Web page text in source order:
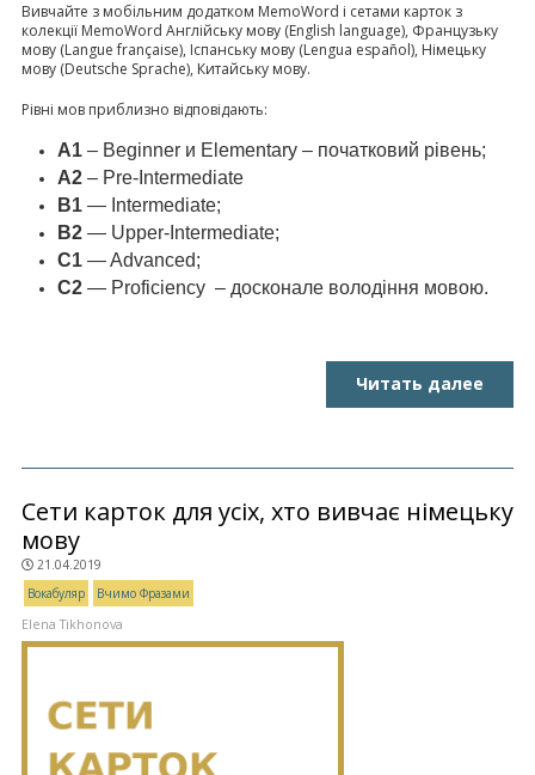
Вивчайте з мобільним додатком MemoWord і сетами карток з
колекції MemoWord Англійську мову (English language), Французьку
мову (Langue française), Іспанську мову (Lengua español), Німецьку
мову (Deutsche Sprache), Китайську мову.
Рівні мов приблизно відповідають:
A1 – Beginner и Elementary – початковий рівень;
A2 – Pre-Intermediate
B1 — Intermediate;
B2 — Upper-Intermediate;
C1 — Advanced;
C2 — Proficiency – досконале володіння мовою.
Читать далее
Сети карток для усіх, хто вивчає німецьку
мову
21.04.2019
Вокабуляр
Вчимо Фразами
Elena Tikhonova